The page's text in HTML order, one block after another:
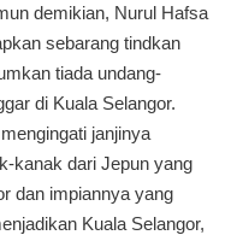
demikian, Nurul Hafsa
sebarang tindkan
tiada undang-
di Kuala Selangor.
janjinya
kanak dari Jepun yang
dan impiannya yang
Kuala Selangor,